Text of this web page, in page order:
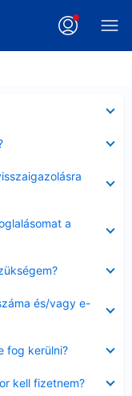
a
és/vagy e-
fog kerülni?
kell fizetnem?